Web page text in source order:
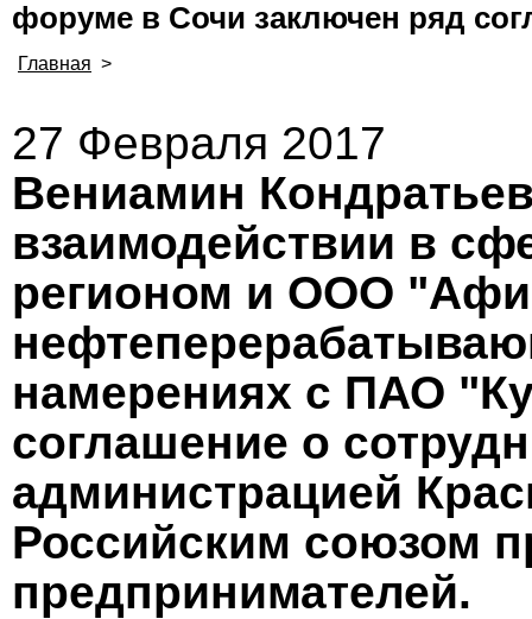
форуме в Сочи заключен ряд
Главная >
27 Февраля 2017
Вениамин
взаимодействии в
регионом и ООО
намерениях с ПАО
соглашение о
администрацией
Российским союзом
предпринимателей.